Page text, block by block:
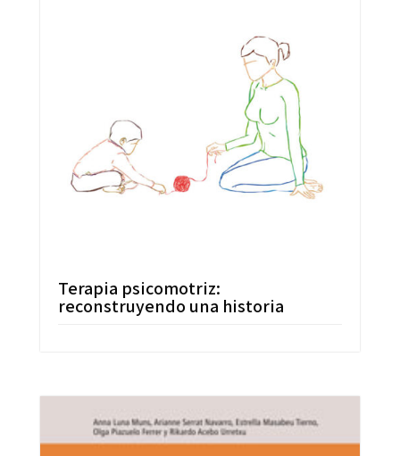
Terapia psicomotriz:
reconstruyendo una historia